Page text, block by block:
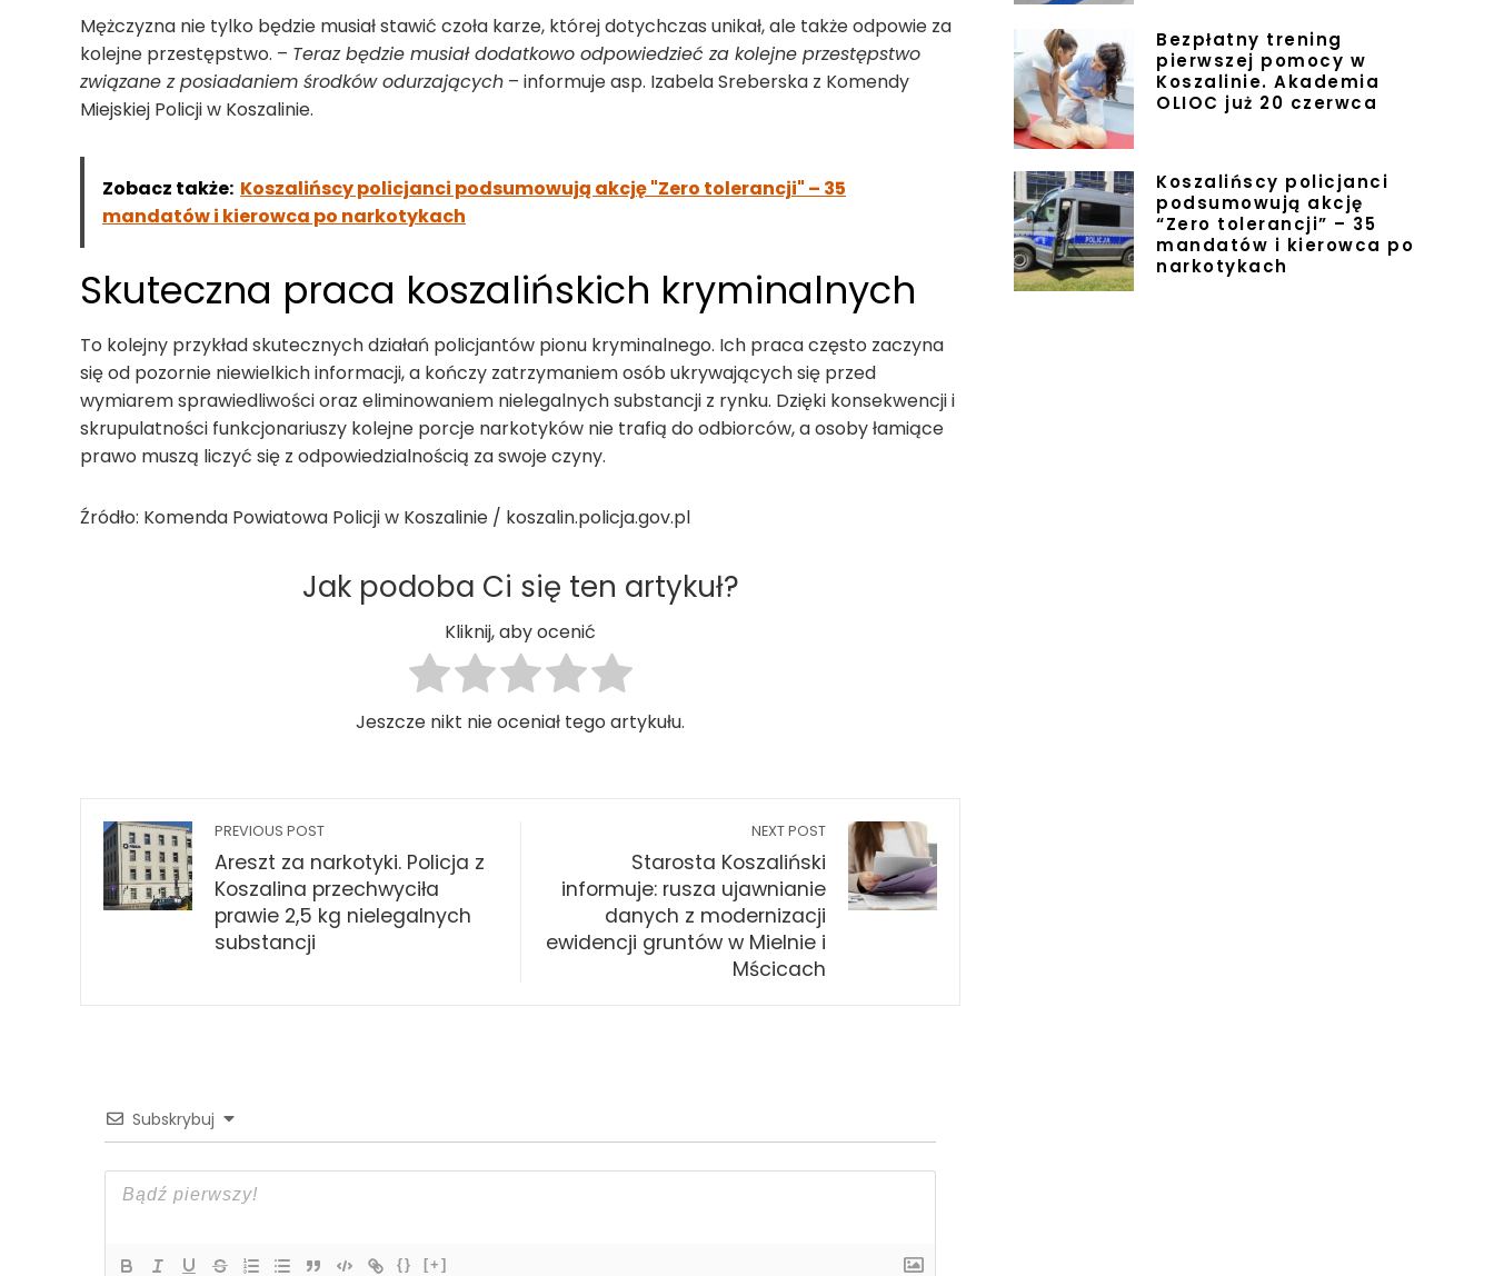
Mężczyzna nie tylko będzie musiał stawić czoła karze, której dotychczas unikał, ale także odpowie za
kolejne przestępstwo. – Teraz będzie musiał dodatkowo odpowiedzieć za kolejne przestępstwo
związane z posiadaniem środków odurzających – informuje asp. Izabela Sreberska z Komendy
Miejskiej Policji w Koszalinie.
Zobacz także: Koszalińscy policjanci podsumowują akcję "Zero tolerancji" – 35
mandatów i kierowca po narkotykach
Skuteczna praca koszalińskich kryminalnych
To kolejny przykład skutecznych działań policjantów pionu kryminalnego. Ich praca często zaczyna
się od pozornie niewielkich informacji, a kończy zatrzymaniem osób ukrywających się przed
wymiarem sprawiedliwości oraz eliminowaniem nielegalnych substancji z rynku. Dzięki konsekwencji i
skrupulatności funkcjonariuszy kolejne porcje narkotyków nie trafią do odbiorców, a osoby łamiące
prawo muszą liczyć się z odpowiedzialnością za swoje czyny.
Źródło: Komenda Powiatowa Policji w Koszalinie / koszalin.policja.gov.pl
Jak podoba Ci się ten artykuł?
Kliknij, aby ocenić
Jeszcze nikt nie oceniał tego artykułu.
PREVIOUS POST
Areszt za narkotyki. Policja z
Koszalina przechwyciła
prawie 2,5 kg nielegalnych
substancji
NEXT POST
Starosta Koszaliński
informuje: rusza ujawnianie
danych z modernizacji
ewidencji gruntów w Mielnie i
Mścicach
Subskrybuj
{} [+]
Bezpłatny trening
pierwszej pomocy w
Koszalinie. Akademia
OLIOC już 20 czerwca
Koszalińscy policjanci
podsumowują akcję
“Zero tolerancji” – 35
mandatów i kierowca po
narkotykach